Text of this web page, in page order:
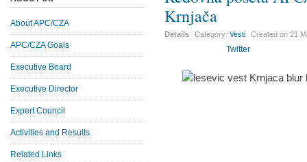
Krnjača
Details Category:Vesti Created on21
Twitter
About APC/CZA
APC/CZA Goals
Executive Board
Executive Director
Expert Council
Activities and Results
Related Links